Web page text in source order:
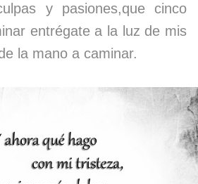
y pasiones,que cinco
entrégate a la luz de mis
la mano a caminar.